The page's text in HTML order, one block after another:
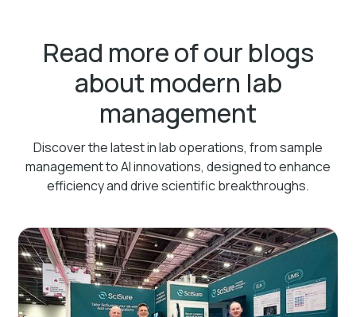
Read more of our blogs
about modern lab
management
Discover the latest in lab operations, from sample
management to AI innovations, designed to enhance
efficiency and drive scientific breakthroughs.